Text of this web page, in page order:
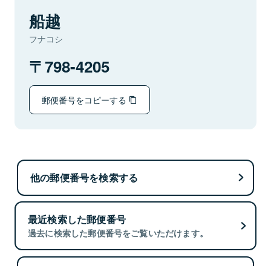
船越
フナコシ
798-4205
郵便番号をコピーする
他の郵便番号を検索する
最近検索した郵便番号
過去に検索した郵便番号をご覧いただけます。